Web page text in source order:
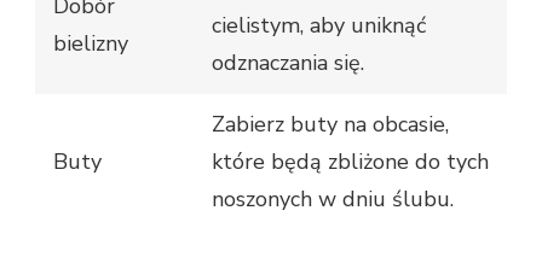
Dobór
bielizny
cielistym, aby uniknąć
odznaczania się.
Buty
Zabierz buty na obcasie,
które będą zbliżone do tych
noszonych w dniu ślubu.